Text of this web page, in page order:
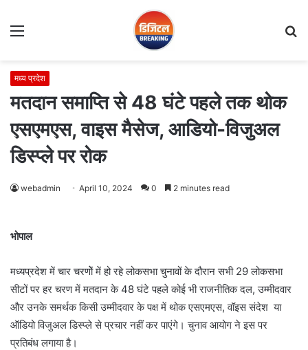
Menu
मध्य प्रदेश
मतदान समाप्ति से 48 घंटे पहले तक थोक
एसएमएस, वाइस मैसेज, आडियो-विजुअल
डिस्प्ले पर रोक
webadmin April 10, 2024 0 2 minutes read
भोपाल
मध्यप्रदेश में चार चरणोें में हो रहे लोकसभा चुनावों के दौरान सभी 29 लोकसभा
सीटों पर हर चरण में मतदान के 48 घंटे पहले कोई भी राजनीतिक दल, उम्मीदवार
और उनके समर्थक किसी उम्मीदवार के पक्ष में थोक एसएमएस, वॉइस संदेश या
ऑडियो विजुअल डिस्प्ले से प्रचार नहीं कर पाएंगे। चुनाव आयोग ने इस पर
प्रतिबंध लगाया है।